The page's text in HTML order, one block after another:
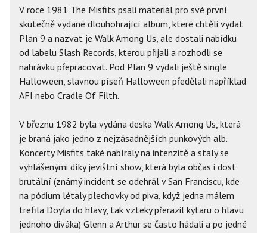
V roce 1981 The Misfits psali materiál pro své první
skutečně vydané dlouhohrající album, které chtěli vydat
Plan 9 a nazvat je Walk Among Us, ale dostali nabídku
od labelu Slash Records, kterou přijali a rozhodli se
nahrávku přepracovat. Pod Plan 9 vydali ještě single
Halloween, slavnou píseň Halloween předělali například
AFI nebo Cradle Of Filth.
V březnu 1982 byla vydána deska Walk Among Us, která
je braná jako jedno z nejzásadnějších punkových alb.
Koncerty Misfits také nabíraly na intenzitě a staly se
vyhlášenými díky jevištní show, která byla občas i dost
brutální (známý incident se odehrál v San Franciscu, kde
na pódium létaly plechovky od piva, když jedna málem
trefila Doyla do hlavy, tak vzteky přerazil kytaru o hlavu
jednoho diváka) Glenn a Arthur se často hádali a po jedné